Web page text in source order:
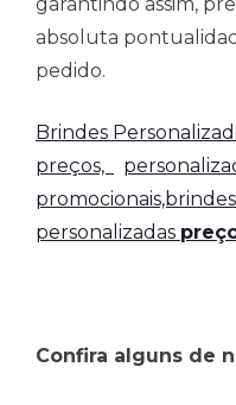
absoluta
pedido.
Brindes
preços,
personalizadas
Confira alguns de